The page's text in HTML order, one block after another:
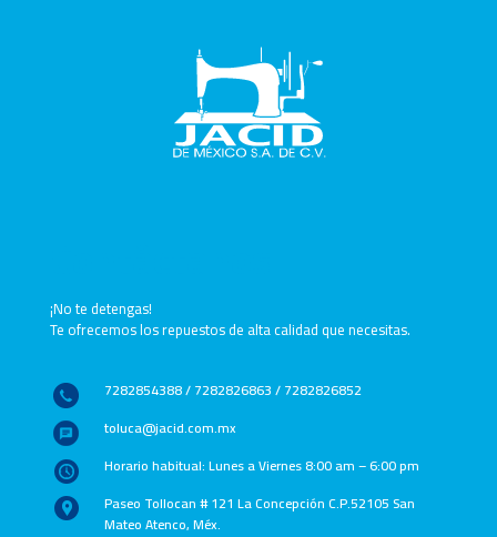
¡No te detengas!
Te ofrecemos los repuestos de alta calidad que necesitas.
7282854388 / 7282826863 / 7282826852
toluca@jacid.com.mx
Horario habitual: Lunes a Viernes 8:00 am – 6:00 pm
Paseo Tollocan # 121 La Concepción C.P.52105 San
Mateo Atenco, Méx.